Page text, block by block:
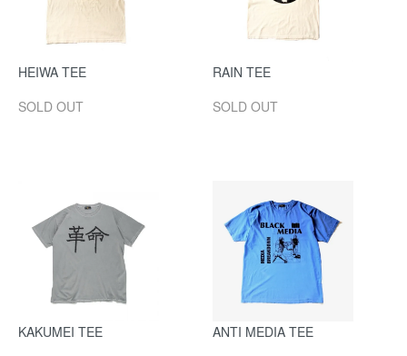
HEIWA TEE
SOLD OUT
RAIN TEE
SOLD OUT
KAKUMEI TEE
ANTI MEDIA TEE